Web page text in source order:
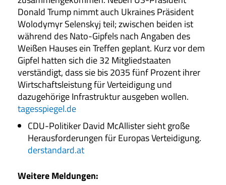
Donald Trump nimmt auch Ukraines Präsident
Wolodymyr Selenskyj teil; zwischen beiden ist
während des Nato-Gipfels nach Angaben des
Weißen Hauses ein Treffen geplant. Kurz vor dem
Gipfel hatten sich die 32 Mitgliedstaaten
verständigt, dass sie bis 2035 fünf Prozent ihrer
Wirtschaftsleistung für Verteidigung und
dazugehörige Infrastruktur ausgeben wollen.
tagesspiegel.de
CDU-Politiker David McAllister sieht große
Herausforderungen für Europas Verteidigung.
derstandard.at
Weitere Meldungen: